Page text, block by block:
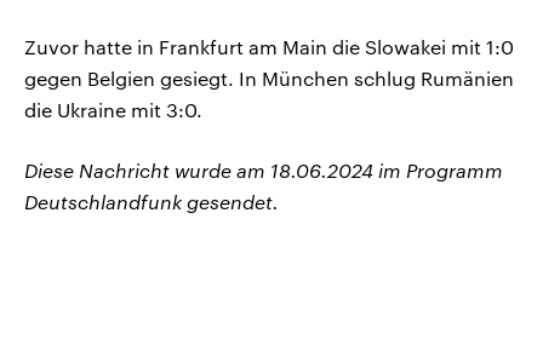
Zuvor hatte in Frankfurt am Main die Slowakei mit 1:0
gegen Belgien gesiegt. In München schlug Rumänien
die Ukraine mit 3:0.
Diese Nachricht wurde am 18.06.2024 im Programm
Deutschlandfunk gesendet.